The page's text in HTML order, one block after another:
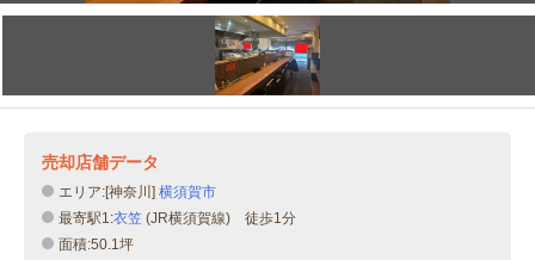
売却店舗データ
エリア:[神奈川] 横須賀市
最寄駅1:衣笠 (JR横須賀線) 徒歩1分
面積:50.1坪